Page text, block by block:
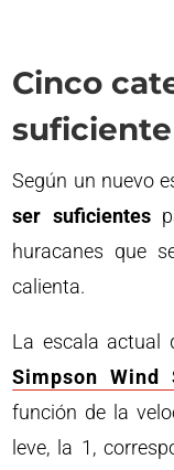
Cinco
suficiente
Según un nuevo
ser suficientes
huracanes que
calienta.
La escala actual
Simpson Wind
función de la
leve, la 1,